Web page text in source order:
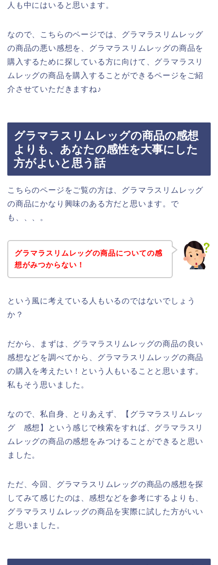
人も中にはいると思います。
なので、こちらのページでは、グラマラスリムレッグ
の商品の悪い感想を、グラマラスリムレッグの商品を
購入するために探している方に向けて、グラマラスリ
ムレッグの商品を購入することができるページをご紹
介させていただきますね♪
グラマラスリムレッグの商品の感想
よりも、あなたの感性を大事にした
方がよいと思う話
こちらのページをご覧の方は、グラマラスリムレッグ
の商品にかなり興味のある方だと思います。で
も、、、。
グラマラスリムレッグの商品についての感
想がみつからない！
という風に考えている人もいるのではないでしょう
か？
だから、まずは、グラマラスリムレッグの商品の良い
感想などを調べてから、グラマラスリムレッグの商品
の購入を考えたい！という人もいることと思います。
私もそう思いました。
なので、私自身、とりあえず、【グラマラスリムレッ
グ 感想】という感じで検索をすれば、グラマラスリ
ムレッグの商品の感想をみつけることができると思い
ました。
ただ、今回、グラマラスリムレッグの商品の感想を探
してみて感じたのは、感想などを参考にするよりも、
グラマラスリムレッグの商品を実際に試した方がいい
と思いました。